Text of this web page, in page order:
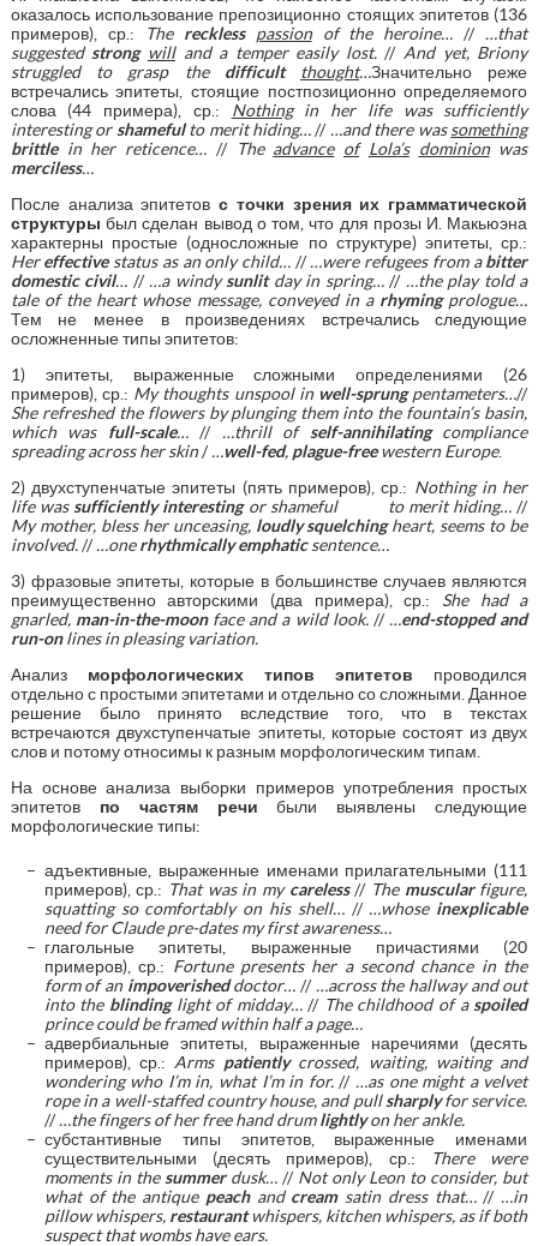
оказалось использование препозиционно стоящих эпитетов (136
примеров), ср.:
The reckless passion of the heroine… // …that
suggested strong will and a temper easily lost.// And yet, Briony
struggled
to grasp the difficult thought…Значительно реже
встречались эпитеты, стоящие постпозиционно определяемого
слова (44 примера), ср.: Nothing in her life was
sufficiently
interesting or shameful to merit hiding… // …and there was something
brittle in her reticence… // The advance of Lola’s dominion was
merciless…
После анализа эпитетовс точки зрения их грамматической
структуры был сделан вывод о том, что для прозы И. Макьюэна
характерны простые (односложные по структуре) эпитеты, ср.:
Her effective status as an only child… //…were refugees from a bitter
domestic civil… // …a windy sunlit day in spring… //…the play told a
tale of the heart whose message, conveyed in a rhyming prologue…
Тем не менее в произведениях встречались следующие
осложненные типы эпитетов:
1) эпитеты, выраженные сложными определениями (26
примеров), ср.: My thoughts unspool in well-sprung pentameters…//
She refreshed the flowers by plunging them into the fountain’s basin,
which was full-scale…// …thrill of self-annihilatingcompliance
spreading across her skin/…well-fed, plague-freewestern Europe.
2) двухступенчатые эпитеты (пять примеров), ср.: Nothing in her
life was sufficiently interestingor shameful to merit hiding… //
My mother, bless her unceasing, loudly squelchingheart, seems to be
involved.//…onerhythmically emphaticsentence…
3) фразовые эпитеты, которые в большинстве случаев являются
преимущественно авторскими (два примера), ср.: She had a
gnarled, man-in-the-moonface and a wild look.// …end-stopped and
run-onlines in pleasing variation.
Анализ морфологических типов эпитетов проводился
отдельно с простыми эпитетами и отдельно со сложными. Данное
решение было принято вследствие того, что в текстах
встречаются двухступенчатые эпитеты, которые состоят из двух
слов и потому относимы к разным морфологическим типам.
На основе анализа выборки примеров употребления простых
эпитетов по частям речи были выявлены следующие
морфологические типы:
адъективные, выраженные именами прилагательными (111
примеров), ср.: That was in my careless// The muscularfigure,
squatting so comfortably on his shell…// …whose inexplicable
need for Claude pre-dates my first awareness…
глагольные эпитеты, выраженные причастиями (20
примеров), ср.: Fortune presents her a second chance in the
form of an impoverisheddoctor… // …across the hallway and out
into the blindinglight of midday…// The childhood of a spoiled
prince could be framed within half a page…
адвербиальные эпитеты, выраженные наречиями (десять
примеров), ср.: Arms patientlycrossed, waiting, waiting and
wondering who I’m in, what I’m in for.// …as one might a velvet
rope in a well-staffed country house, and pullsharplyfor service.
//…the fingers of her free hand drumlightlyon her ankle.
субстантивные типы эпитетов, выраженные именами
существительными (десять примеров), ср.:
There were
moments in the summerdusk…// Not only Leon to consider, but
what of the antique peachand creamsatin dress that…// …in
pillow whispers, restaurantwhispers, kitchen whispers, as if both
suspect that wombs have ears.